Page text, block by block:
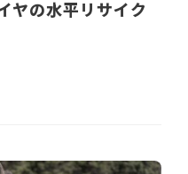
ヤの水平リサイク